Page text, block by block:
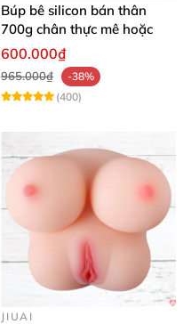
Búp bê silicon bán thân
700g chân thực mê hoặc
600.000₫
965.000₫
-38%
(400)
JIUAI